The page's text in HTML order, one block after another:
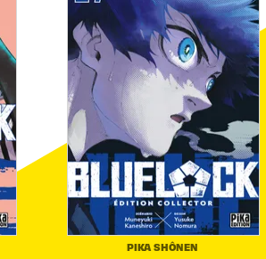
PIKA SHÔNEN